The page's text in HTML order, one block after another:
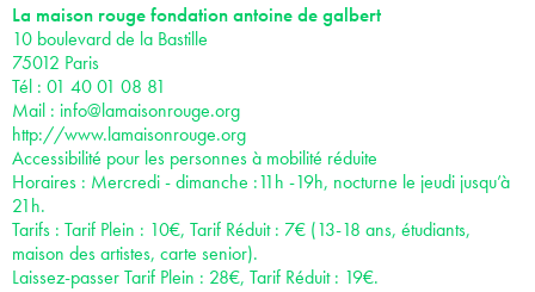
La maison rouge fondation antoine de galbert
10 boulevard de la Bastille
75012 Paris
Tél : 01 40 01 08 81
Mail : info@lamaisonrouge.org
http://www.lamaisonrouge.org
Accessibilité pour les personnes à mobilité réduite
Horaires : Mercredi - dimanche :11h -19h, nocturne le jeudi jusqu’à
21h.
Tarifs : Tarif Plein : 10€, Tarif Réduit : 7€ (13-18 ans, étudiants,
maison des artistes, carte senior).
Laissez-passer Tarif Plein : 28€, Tarif Réduit : 19€.